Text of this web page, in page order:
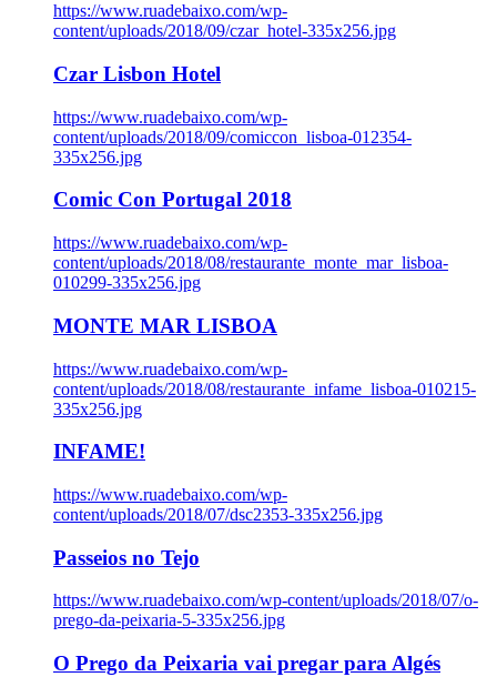
https://www.ruadebaixo.com/wp-
content/uploads/2018/09/czar_hotel-335x256.jpg
Czar Lisbon Hotel
https://www.ruadebaixo.com/wp-
content/uploads/2018/09/comiccon_lisboa-012354-
335x256.jpg
Comic Con Portugal 2018
https://www.ruadebaixo.com/wp-
content/uploads/2018/08/restaurante_monte_mar_lisboa-
010299-335x256.jpg
MONTE MAR LISBOA
https://www.ruadebaixo.com/wp-
content/uploads/2018/08/restaurante_infame_lisboa-010215-
335x256.jpg
INFAME!
https://www.ruadebaixo.com/wp-
content/uploads/2018/07/dsc2353-335x256.jpg
Passeios no Tejo
https://www.ruadebaixo.com/wp-content/uploads/2018/07/o-
prego-da-peixaria-5-335x256.jpg
O Prego da Peixaria vai pregar para Algés